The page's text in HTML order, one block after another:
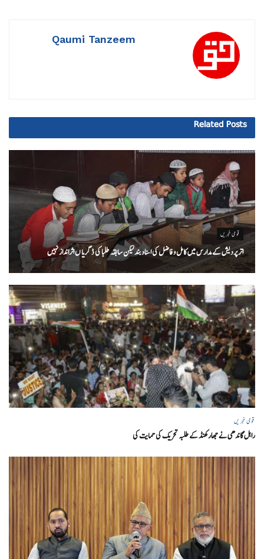
Qaumi Tanzeem
Related Posts
قومی خبریں
اتر پردیش کےمدارس میں کامل و فاضل کی اسناد بند لیکن سابقہ طلبا کی ڈگریا ں اثرانداز نہیں
قومی خبریں
راہل گاندھی نے جھارکھنڈ کے طلبہ تحریک کی حمایت کی